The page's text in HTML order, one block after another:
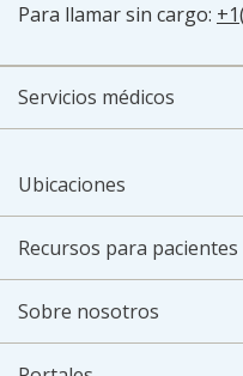
Para llamar sin cargo:
Servicios médicos
Ubicaciones
Recursos para pacientes
Sobre nosotros